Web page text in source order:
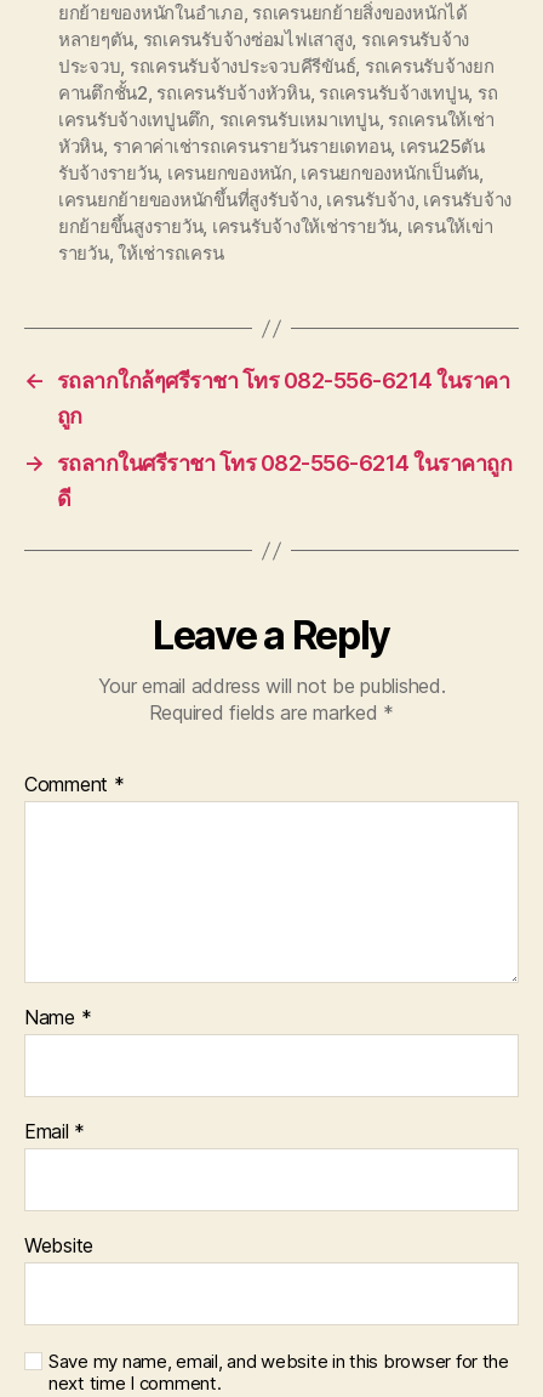
ยกย้ายของหนักในอำเภอ, รถเครนยกย้ายสิ่งของหนักได้
หลายๆตัน, รถเครนรับจ้างซ่อมไฟเสาสูง, รถเครนรับจ้าง
ประจวบ, รถเครนรับจ้างประจวบคีรีขันธ์, รถเครนรับจ้างยก
คานตึกชั้น2, รถเครนรับจ้างหัวหิน, รถเครนรับจ้างเทปูน, รถ
เครนรับจ้างเทปูนตึก, รถเครนรับเหมาเทปูน, รถเครนให้เช่า
หัวหิน, ราคาค่าเช่ารถเครนรายวันรายเดทอน, เครน25ตัน
รับจ้างรายวัน, เครนยกของหนัก, เครนยกของหนักเป็นตัน,
เครนยกย้ายของหนักขึ้นที่สูงรับจ้าง, เครนรับจ้าง, เครนรับจ้าง
ยกย้ายขึ้นสูงรายวัน, เครนรับจ้างให้เช่ารายวัน, เครนให้เข่า
รายวัน,ให้เช่ารถเครน
←
รถลากใกล้ๆศรีราชา โทร 082-556-6214 ในราคา
ถูก
→
รถลากในศรีราชา โทร 082-556-6214 ในราคาถูก
ดี
Leave a Reply
Your email address will not be published.
Required fields are marked *
Comment *
Name *
Email *
Website
Save my name, email, and website in this browser for the
next time I comment.